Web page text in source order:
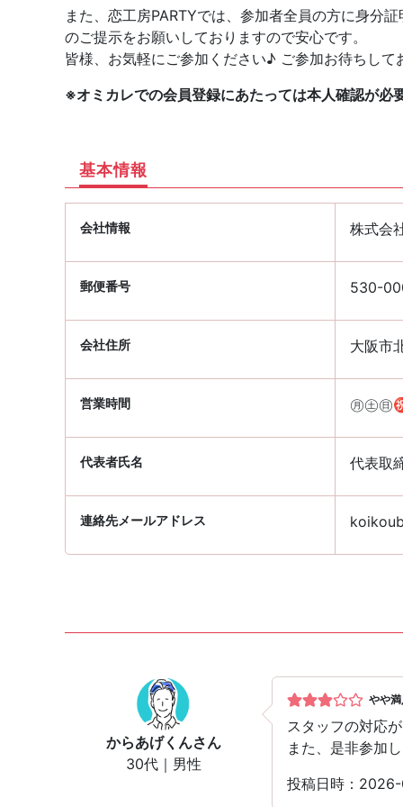
また、恋工房PARTYでは、参加者全員の方に身分
のご提示をお願いしておりますので安心です。
皆様、お気軽にご参加ください♪ ご参加お待ちし
※オミカレでの会員登録にあたっては本人確認が必
基本情報
会社情報 株式会
郵便番号 530-
会社住所 大阪市
営業時間 ㊊㊏㊐
代表者氏名 代表取
連絡先メールアドレス
からあげくんさん
30代｜男性
やや
スタッフの対応
また、是非参加
投稿日時：